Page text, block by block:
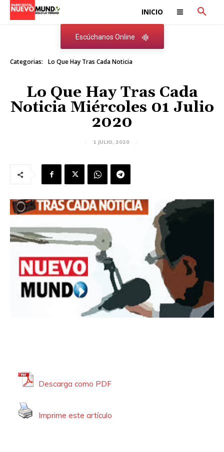
INICIO
Escúchanos Online
Categorias: Lo Que Hay Tras Cada Noticia
Lo Que Hay Tras Cada
Noticia Miércoles 01 Julio
2020
1 JULIO, 2020
Descarga como PDF
Imprime este artículo